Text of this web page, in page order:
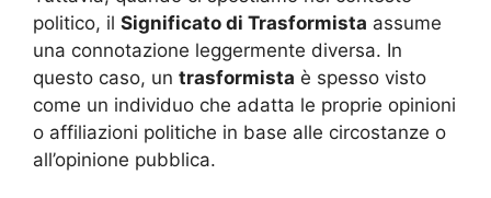
politico, il Significato di Trasformista assume
una connotazione leggermente diversa. In
questo caso, un trasformista è spesso visto
come un individuo che adatta le proprie opinioni
o affiliazioni politiche in base alle circostanze o
all’opinione pubblica.